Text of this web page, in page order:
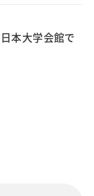
本大学会館で